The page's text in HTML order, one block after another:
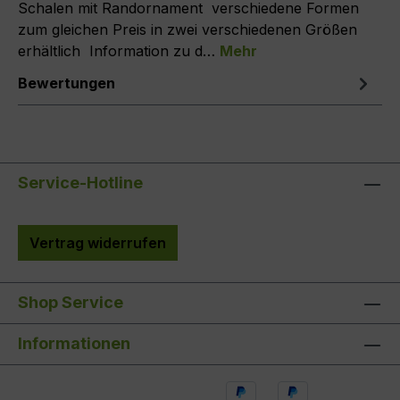
Schalen mit Randornament verschiedene Formen
zum gleichen Preis in zwei verschiedenen Größen
erhältlich Information zu d… Mehr
Bewertungen
Service-Hotline
Vertrag widerrufen
Shop Service
Informationen